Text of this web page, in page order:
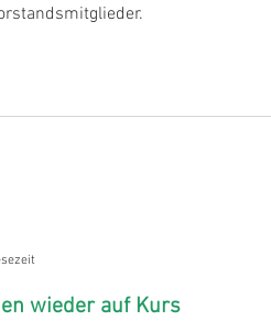
wieder auf Kurs